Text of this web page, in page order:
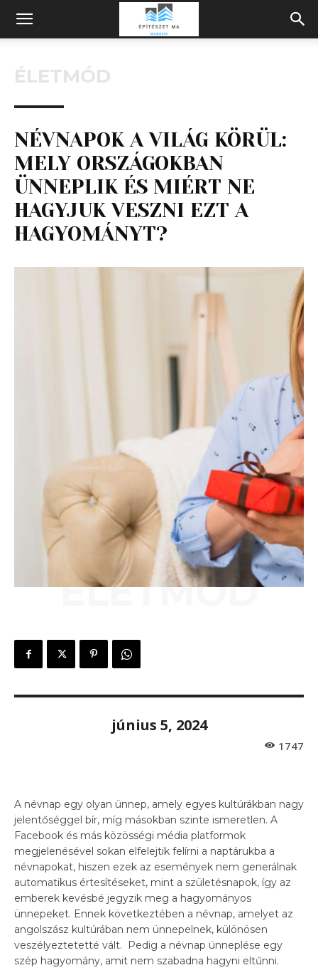
Építeszeti
Magazin
ÉLETMÓD
NÉVNAPOK A VILÁG KÖRÜL:
MELY ORSZÁGOKBAN
ÜNNEPLIK ÉS MIÉRT NE
HAGYJUK VESZNI EZT A
HAGYOMÁNYT?
ÉLETMÓD
június 5, 2024
1747
A névnap egy olyan ünnep, amely egyes kultúrákban nagy
jelentőséggel bír, míg másokban szinte ismeretlen. A
Facebook és más közösségi média platformok
megjelenésével sokan elfelejtik felírni a naptárukba a
névnapokat, hiszen ezek az események nem generálnak
automatikus értesítéseket, mint a születésnapok, így az
emberek kevésbé jegyzik meg a hagyományos
ünnepeket. Ennek következtében a névnap, amelyet az
angolszász kultúrában nem ünnepelnek, különösen
veszélyeztetetté vált. Pedig a névnap ünneplése egy
szép hagyomány, amit nem szabadna hagyni eltűnni.